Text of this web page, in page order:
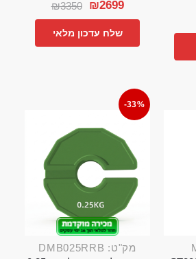
₪3350 ₪2699
שלח עדכון מלאי
-33%
מק"ט: DMB025RRB